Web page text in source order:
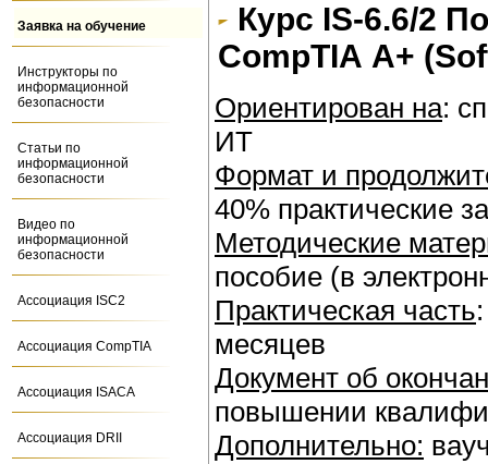
Заявка на обучение
Инструкторы по
информационной
безопасности
Статьи по
информационной
безопасности
Видео по
информационной
безопасности
Ассоциация ISC2
Ассоциация CompTIA
Ассоциация ISACA
Ассоциация DRII
Курс IS-6.6/2
CompTIA A+
Ориентирован на:
ИТ
Формат и
40% практические
Методические
пособие (в
Практическая часть
месяцев
Документ об
повышении
Дополнительно: